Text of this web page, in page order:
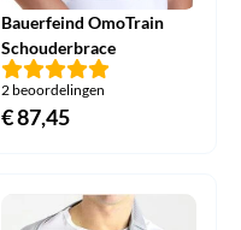
Bauerfeind OmoTrain
Schouderbrace
2 beoordelingen
€87,45